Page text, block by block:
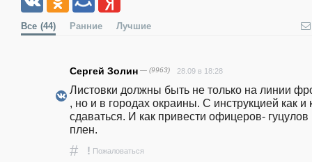
Все (44) Ранние Лучшие
Сергей Золин — (9963) 28.09 в 18:28
Листовки должны быть не только на линии
, но и в городах окраины. С инструкцией как и
сдаваться. И как привести офицеров- гуцулов
плен.
# ! Пожаловаться